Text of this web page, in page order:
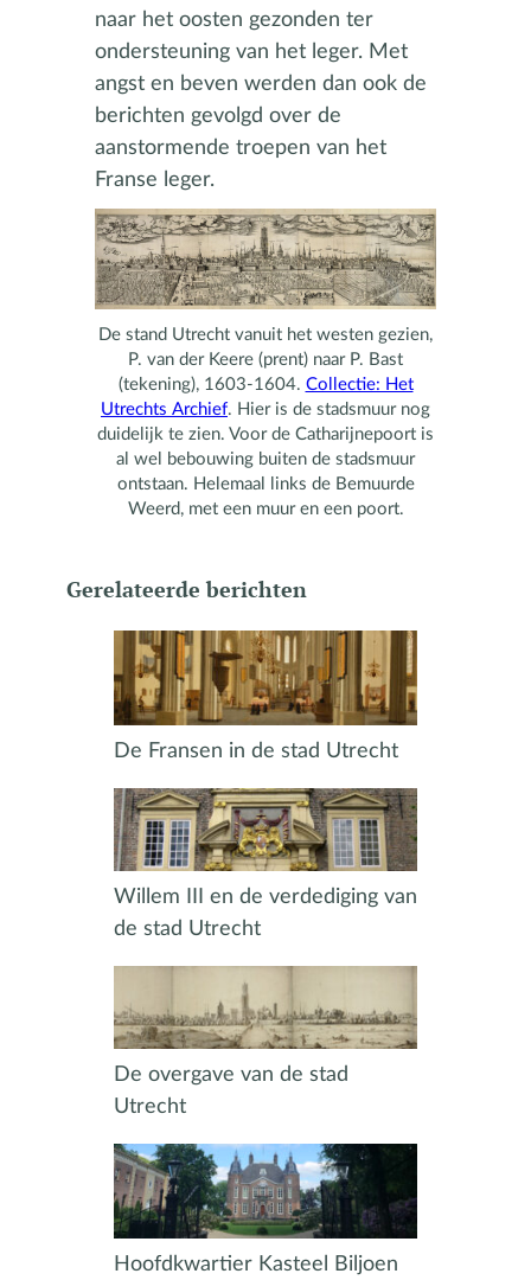
naar het oosten gezonden ter
ondersteuning van het leger. Met
angst en beven werden dan ook de
berichten gevolgd over de
aanstormende troepen van het
Franse leger.
De stand Utrecht vanuit het westen gezien,
P. van der Keere (prent) naar P. Bast
(tekening), 1603-1604. Collectie: Het
Utrechts Archief. Hier is de stadsmuur nog
duidelijk te zien. Voor de Catharijnepoort is
al wel bebouwing buiten de stadsmuur
ontstaan. Helemaal links de Bemuurde
Weerd, met een muur en een poort.
Gerelateerde berichten
De Fransen in de stad Utrecht
Willem III en de verdediging van
de stad Utrecht
De overgave van de stad
Utrecht
Hoofdkwartier Kasteel Biljoen